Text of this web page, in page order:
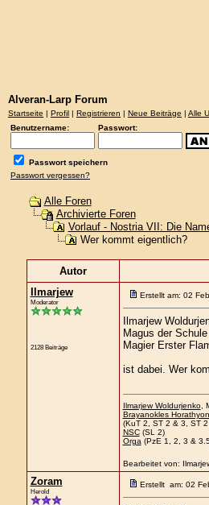
Alveran-Larp Forum
Startseite | Profil | Registrieren | Neue Beiträge | Alle
Benutzername:
Passwort:
Passwort speichern
Passwort vergessen?
Alle Foren
Archivierte Foren
Vorlauf - Nostria VII: Die
Wer kommt eigentlich?
Autor
Ilmarjew
Moderator
2128 Beiträge
Erstellt am: 02
Ilmarjew
Magus der
Magier Erster
ist dabei. Wer
Ilmarjew Woldurjenko,
Brayanokles
(KuT 2, ST 2 & 3, ST
NSC(SL 2)
Orga (PzE 1, 2, 3 &
Bearbeitet von:
Zoram
Herold
Erstellt am: 02